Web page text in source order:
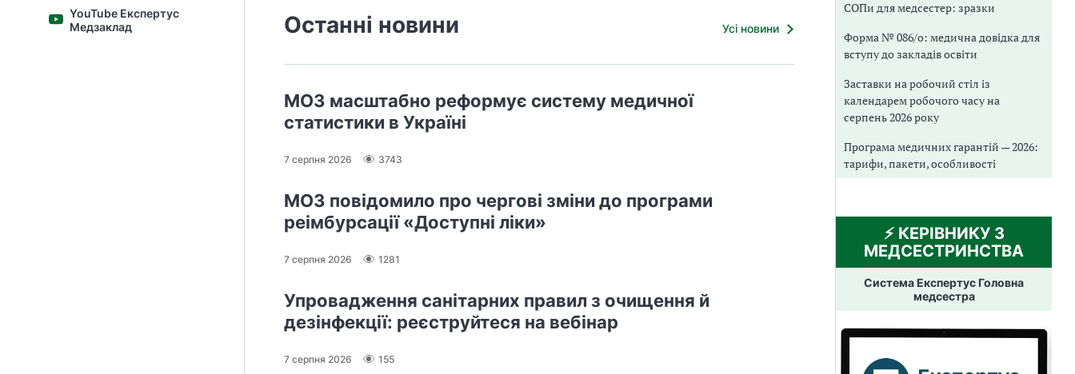
YouTube Експертус
Медзаклад
Останні новини Усі новини
МОЗ масштабно реформує систему медичної
статистики в Україні
7 серпня 2026 3743
МОЗ повідомило про чергові зміни до програми
реімбурсації «Доступні ліки»
7 серпня 2026 1281
Упровадження санітарних правил з очищення й
дезінфекції: реєструйтеся на вебінар
7 серпня 2026 155
СОПи для медсестер: зразки
Форма № 086/о: медична довідка для
вступу до закладів освіти
Заставки на робочий стіл із
календарем робочого часу на
серпень 2026 року
Програма медичних гарантій — 2026:
тарифи, пакети, особливості
⚡️ КЕРІВНИКУ З
МЕДСЕСТРИНСТВА
Система Експертус Головна
медсестра